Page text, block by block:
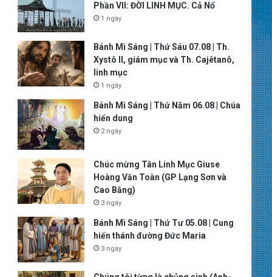
Phần VII: ĐỜI LINH MỤC. Cả Nổ
1 ngày
Bánh Mì Sáng | Thứ Sáu 07.08 | Th.
Xystô II, giám mục và Th. Cajêtanô,
linh mục
1 ngày
Bánh Mì Sáng | Thứ Năm 06.08 | Chúa
hiển dung
2 ngày
Chúc mừng Tân Linh Mục Giuse
Hoàng Văn Toàn (GP Lạng Sơn và
Cao Bằng)
3 ngày
Bánh Mì Sáng | Thứ Tư 05.08 | Cung
hiến thánh đường Đức Maria
3 ngày